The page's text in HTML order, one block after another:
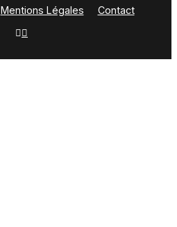
Mentions Légales Contact